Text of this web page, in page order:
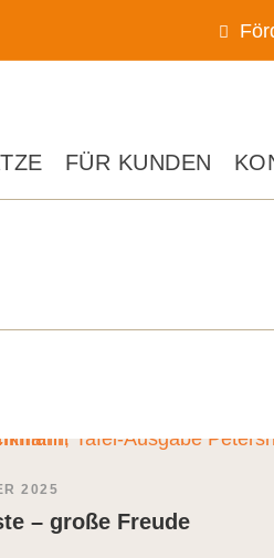
FÜR KUNDEN
2025
– große Freude